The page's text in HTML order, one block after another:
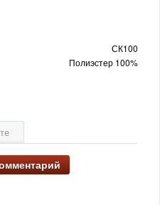
СК100
Полиэстер 100%